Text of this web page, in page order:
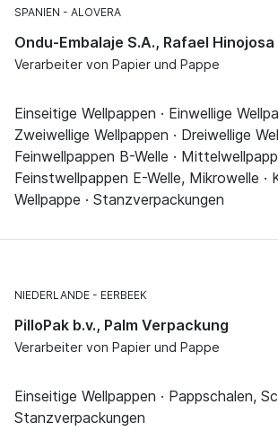
SPANIEN ALOVERA
Ondu-Embalaje S.A., Rafael Hinojosa
Verarbeiter von Papier und Pappe
Einseitige Wellpappen · Einwellige
Zweiwellige Wellpappen · Dreiwellige
Feinwellpappen B-Welle ·
Feinstwellpappen E-Welle, Mikrowelle ·
Wellpappe · Stanzverpackungen
NIEDERLANDE EERBEEK
PilloPak b.v., Palm Verpackung
Verarbeiter von Papier und Pappe
Einseitige Wellpappen · Pappschalen,
Stanzverpackungen